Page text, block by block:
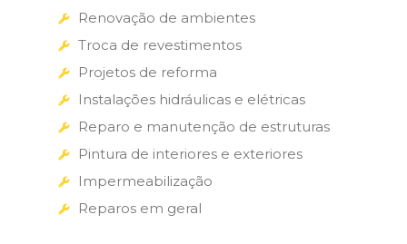
Renovação de ambientes
Troca de revestimentos
Projetos de reforma
Instalações hidráulicas e elétricas
Reparo e manutenção de estruturas
Pintura de interiores e exteriores
Impermeabilização
Reparos em geral